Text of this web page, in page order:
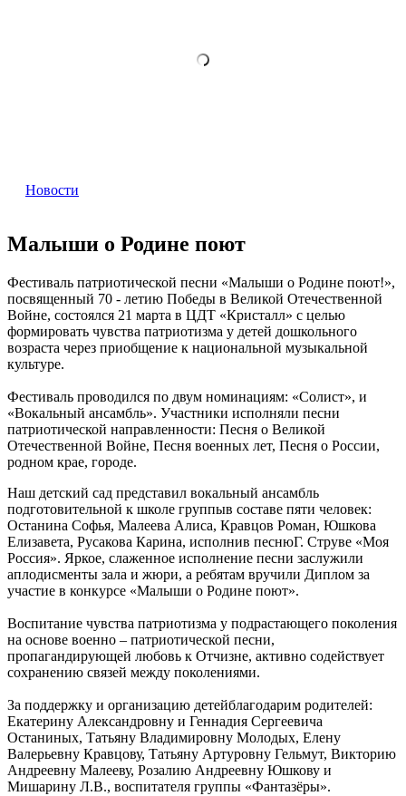
Новости
Малыши о Родине поют
Фестиваль патриотической песни «Малыши о Родине поют!»,
посвященный 70 - летию Победы в Великой Отечественной
Войне, состоялся 21 марта в ЦДТ «Кристалл» с целью
формировать чувства патриотизма у детей дошкольного
возраста через приобщение к национальной музыкальной
культуре.
Фестиваль проводился по двум номинациям: «Солист», и
«Вокальный ансамбль». Участники исполняли песни
патриотической направленности: Песня о Великой
Отечественной Войне, Песня военных лет, Песня о России,
родном крае, городе.
Наш детский сад представил вокальный ансамбль
подготовительной к школе группыв составе пяти человек:
Останина Софья, Малеева Алиса, Кравцов Роман, Юшкова
Елизавета, Русакова Карина, исполнив песнюГ. Струве «Моя
Россия». Яркое, слаженное исполнение песни заслужили
аплодисменты зала и жюри, а ребятам вручили Диплом за
участие в конкурсе «Малыши о Родине поют».
Воспитание чувства патриотизма у подрастающего поколения
на основе военно – патриотической песни,
пропагандирующей любовь к Отчизне, активно содействует
сохранению связей между поколениями.
За поддержку и организацию детейблагодарим родителей:
Екатерину Александровну и Геннадия Сергеевича
Останиных, Татьяну Владимировну Молодых, Елену
Валерьевну Кравцову, Татьяну Артуровну Гельмут, Викторию
Андреевну Малееву, Розалию Андреевну Юшкову и
Мишарину Л.В., воспитателя группы «Фантазёры».